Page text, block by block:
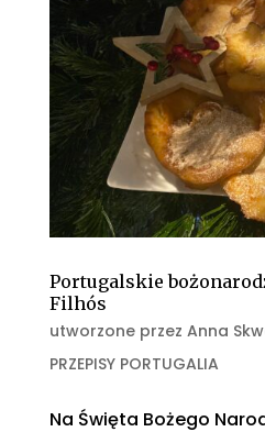
Portugalskie
Filhós
utworzone przez Anna
PRZEPISY PORTUGALIA
Na Święta Bożego